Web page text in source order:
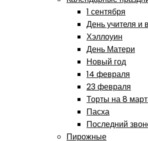
1 сентября
День учителя и
Хэллоуин
День Матери
Новый год
14 февраля
23 февраля
Торты на 8
Пасха
Последний
Пирожные